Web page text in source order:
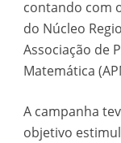
contando com
do Núcleo
Associação de
Matemática
A campanha
objetivo